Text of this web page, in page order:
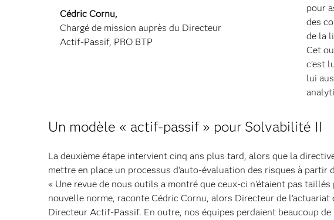
Cédric Cornu,
Chargé de mission auprès du Directeur
Actif-Passif, PRO BTP
pour
des
de la
Cet
c’est
lui
Un modèle « actif-passif » pour Solvabilité II
La deuxième étape intervient cinq ans plus tard, alors que la
mettre en place un processus d’auto-évaluation des risques à partir
« Une revue de nous outils a montré que ceux-ci n’étaient pas
nouvelle norme, raconte Cédric Cornu, alors Directeur de l’actuariat
Directeur Actif-Passif. En outre, nos équipes perdaient beaucoup